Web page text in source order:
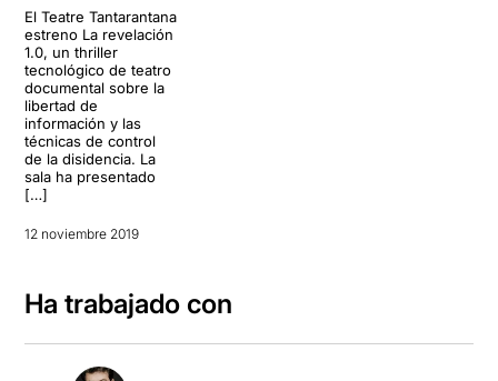
El Teatre Tantarantana
estreno La revelación
1.0, un thriller
tecnológico de teatro
documental sobre la
libertad de
información y las
técnicas de control
de la disidencia. La
sala ha presentado
[…]
12 noviembre 2019
Ha trabajado con